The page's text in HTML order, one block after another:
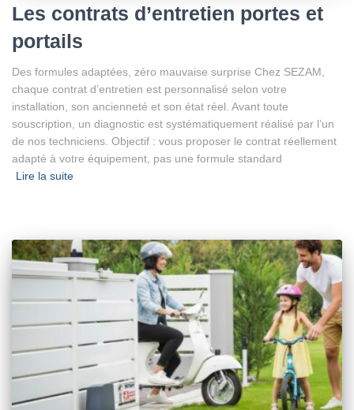
Les contrats d’entretien portes et
portails
Des formules adaptées, zéro mauvaise surprise Chez SEZAM,
chaque contrat d’entretien est personnalisé selon votre
installation, son ancienneté et son état réel. Avant toute
souscription, un diagnostic est systématiquement réalisé par l’un
de nos techniciens. Objectif : vous proposer le contrat réellement
adapté à votre équipement, pas une formule standard
Lire la suite